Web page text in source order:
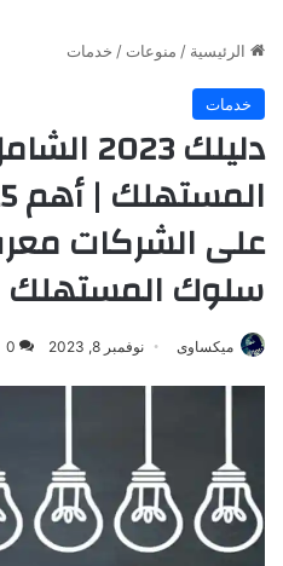
الرئيسية / منوعات / خدمات
خدمات
دليلك
على الشركات
سلوك المستهلك
ميكساوى نوفمبر 8, 2023 0